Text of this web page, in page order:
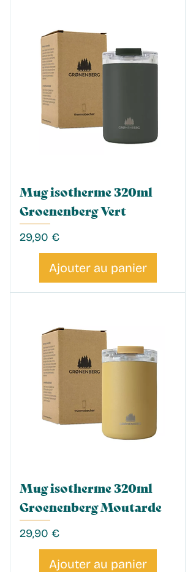
Mug isotherme 320ml
Groenenberg Vert
Prix
29,90 €
Ajouter au panier
Mug isotherme 320ml
Groenenberg Moutarde
Prix
29,90 €
Ajouter au panier